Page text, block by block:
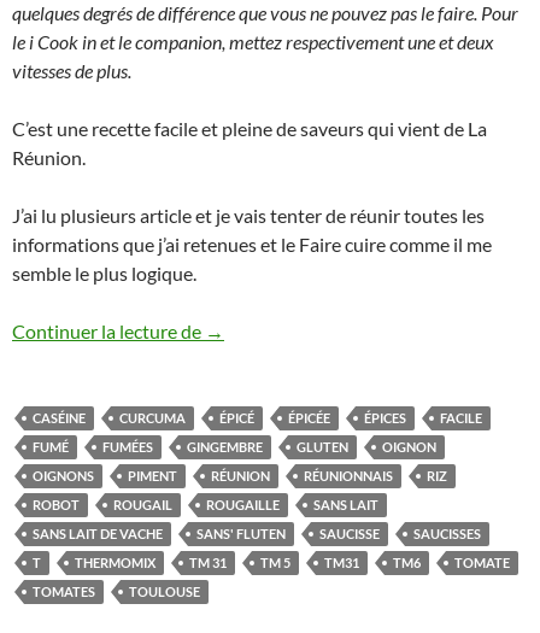
quelques degrés de différence que vous ne pouvez pas le faire. Pour
le i Cook in et le companion, mettez respectivement une et deux
vitesses de plus.
C’est une recette facile et pleine de saveurs qui vient de La
Réunion.
J’ai lu plusieurs article et je vais tenter de réunir toutes les
informations que j’ai retenues et le Faire cuire comme il me
semble le plus logique.
Continuer la lecture de Rougail de saucisses au Thermomix
→
CASÉINE CURCUMA ÉPICÉ ÉPICÉE ÉPICES
FACILE
FUMÉ
FUMÉES GINGEMBRE GLUTEN
OIGNON
OIGNONS
PIMENT RÉUNION RÉUNIONNAIS
RIZ
ROBOT
ROUGAIL ROUGAILLE
SANS LAIT
SANS LAIT DE VACHE
SANS' FLUTEN SAUCISSE
SAUCISSES
T
THERMOMIX TM 31 TM 5 TM31 TM6
TOMATE
TOMATES
TOULOUSE